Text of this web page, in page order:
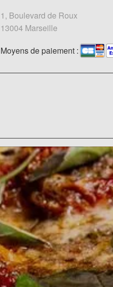
1, Boulevard de Roux
13004 Marseille
Moyens de paiement :